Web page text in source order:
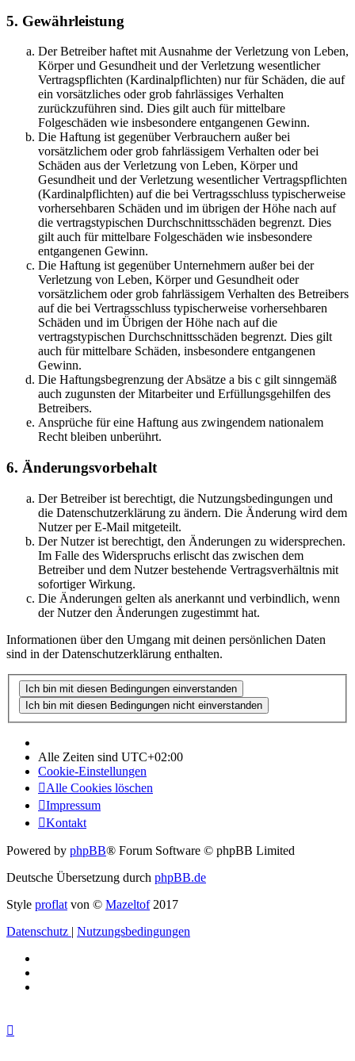
5. Gewährleistung
Der Betreiber haftet mit Ausnahme der Verletzung von Leben,
Körper und Gesundheit und der Verletzung wesentlicher
Vertragspflichten (Kardinalpflichten) nur für Schäden, die auf
ein vorsätzliches oder grob fahrlässiges Verhalten
zurückzuführen sind. Dies gilt auch für mittelbare
Folgeschäden wie insbesondere entgangenen Gewinn.
Die Haftung ist gegenüber Verbrauchern außer bei
vorsätzlichem oder grob fahrlässigem Verhalten oder bei
Schäden aus der Verletzung von Leben, Körper und
Gesundheit und der Verletzung wesentlicher Vertragspflichten
(Kardinalpflichten) auf die bei Vertragsschluss typischerweise
vorhersehbaren Schäden und im übrigen der Höhe nach auf
die vertragstypischen Durchschnittsschäden begrenzt. Dies
gilt auch für mittelbare Folgeschäden wie insbesondere
entgangenen Gewinn.
Die Haftung ist gegenüber Unternehmern außer bei der
Verletzung von Leben, Körper und Gesundheit oder
vorsätzlichem oder grob fahrlässigem Verhalten des Betreibers
auf die bei Vertragsschluss typischerweise vorhersehbaren
Schäden und im Übrigen der Höhe nach auf die
vertragstypischen Durchschnittsschäden begrenzt. Dies gilt
auch für mittelbare Schäden, insbesondere entgangenen
Gewinn.
Die Haftungsbegrenzung der Absätze a bis c gilt sinngemäß
auch zugunsten der Mitarbeiter und Erfüllungsgehilfen des
Betreibers.
Ansprüche für eine Haftung aus zwingendem nationalem
Recht bleiben unberührt.
6. Änderungsvorbehalt
Der Betreiber ist berechtigt, die Nutzungsbedingungen und
die Datenschutzerklärung zu ändern. Die Änderung wird dem
Nutzer per E-Mail mitgeteilt.
Der Nutzer ist berechtigt, den Änderungen zu widersprechen.
Im Falle des Widerspruchs erlischt das zwischen dem
Betreiber und dem Nutzer bestehende Vertragsverhältnis mit
sofortiger Wirkung.
Die Änderungen gelten als anerkannt und verbindlich, wenn
der Nutzer den Änderungen zugestimmt hat.
Informationen über den Umgang mit deinen persönlichen Daten
sind in der Datenschutzerklärung enthalten.
Alle Zeiten sind UTC+02:00
Cookie-Einstellungen
Alle Cookies löschen
Impressum
Kontakt
Powered by phpBB® Forum Software © phpBB Limited
Deutsche Übersetzung durch phpBB.de
Style proflat von © Mazeltof2017
Datenschutz | Nutzungsbedingungen